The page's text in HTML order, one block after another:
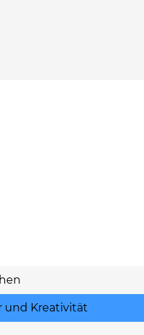
und Kreativität